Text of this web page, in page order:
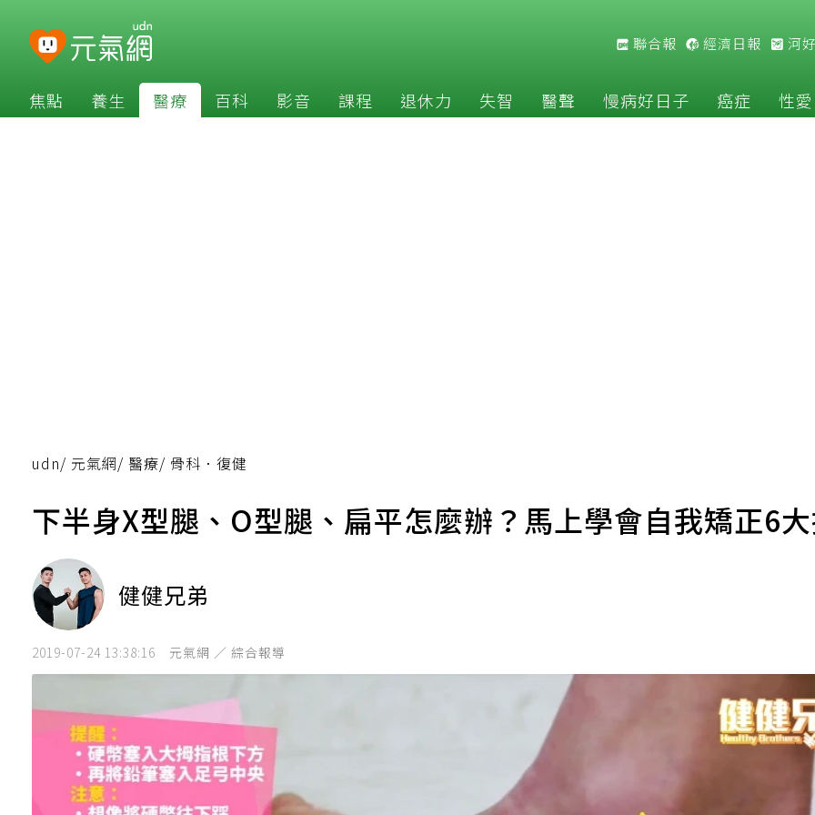
聯合報 經濟日報 河
焦點 養生 醫療 百科 影音 課程 退休力 失智 醫聲 慢病好日子 癌症 性愛
udn/ 元氣網/ 醫療/ 骨科．復健
下半身X型腿、O型腿、扁平怎麼辦？馬上學會自我矯正6
健健兄弟
2019-07-24 13:38:16 元氣網 ／ 綜合報導